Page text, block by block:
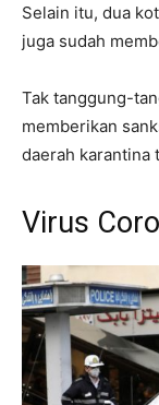
Selain itu, dua
juga sudah
Tak tanggung-
memberikan
daerah karantina
Virus